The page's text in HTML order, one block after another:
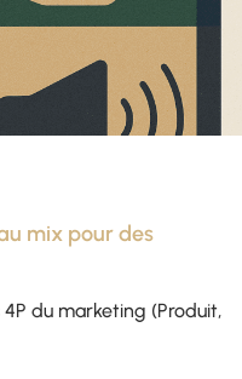
mix pour des
du marketing (Produit,